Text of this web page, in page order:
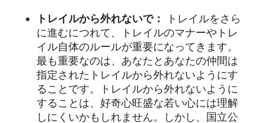
トレイルから外れないで：
トレイルをさら
に進むにつれて、トレイルのマナーやトレ
イル自体のルールが重要になってきます。
最も重要なのは、あなたとあなたの仲間は
指定されたトレイルから外れないようにす
ることです。トレイルから外れないように
することは、好奇心旺盛な若い心には理解
しにくいかもしれません。しかし、国立公